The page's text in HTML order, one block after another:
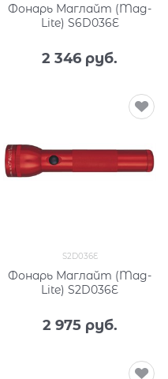
Фонарь Маглайт (Mag-
Lite) S6D036E
2 346 руб.
S2D036E
Фонарь Маглайт (Mag-
Lite) S2D036E
2 975 руб.